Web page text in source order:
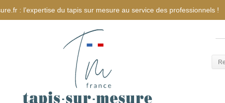
: l’expertise du tapis sur mesure au service des professionnels !